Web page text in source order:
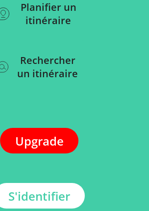
Planifier un
itinéraire
Rechercher
un itinéraire
Upgrade
S'identifier